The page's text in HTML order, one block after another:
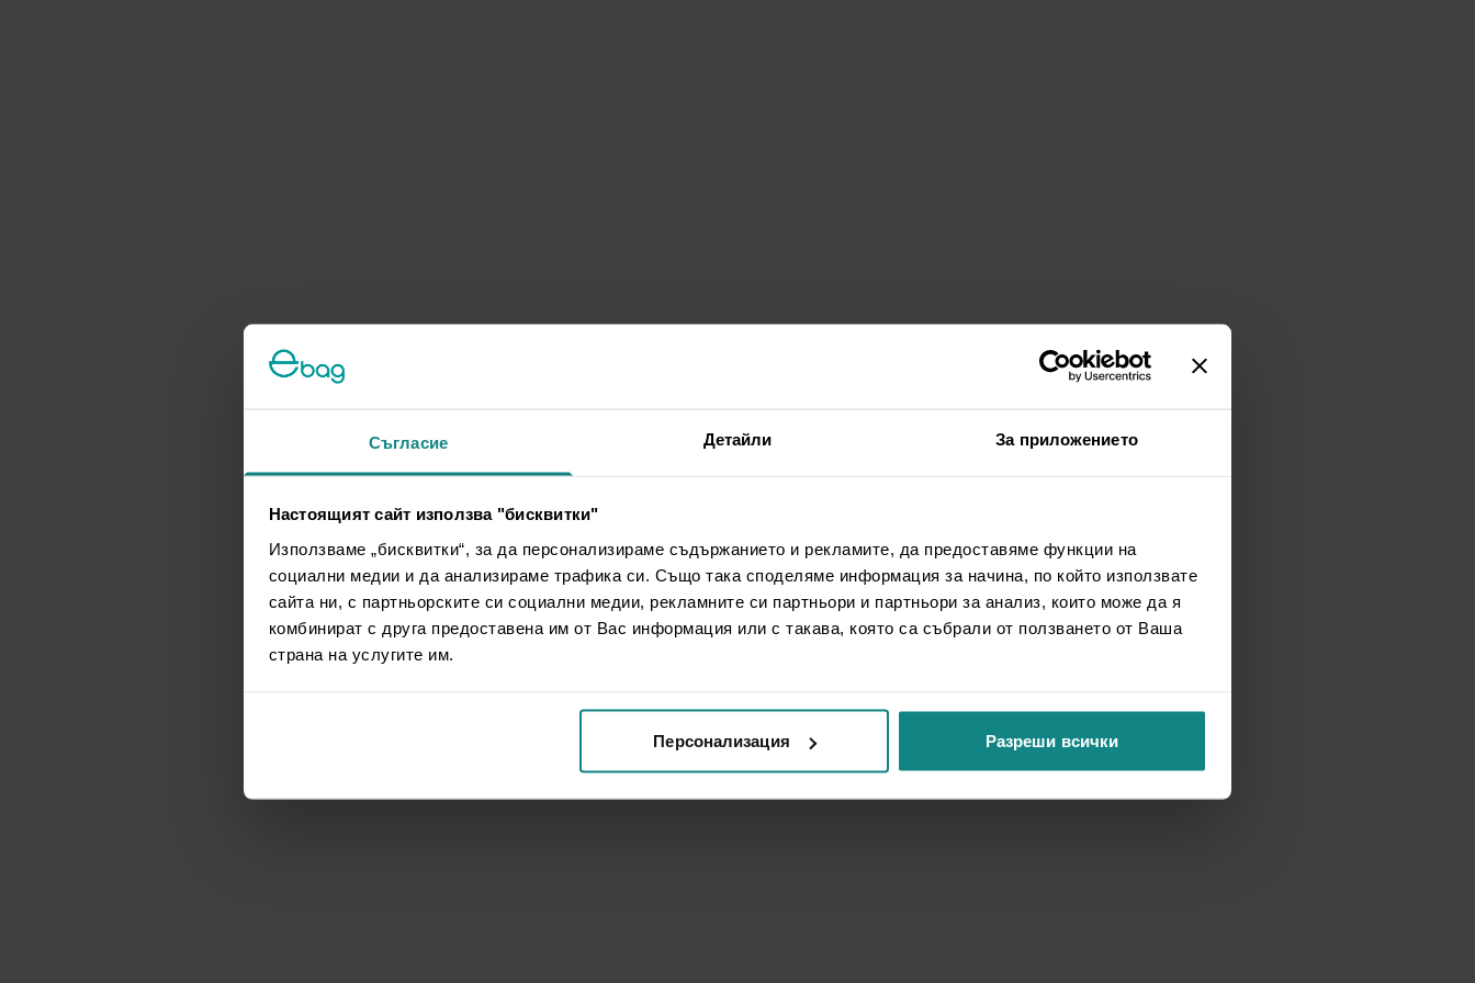
Съгласие Детайли За приложението
Настоящият сайт използва "бисквитки"
Използваме „бисквитки“, за да персонализираме съдържанието и рекламите, да предоставяме функции на
социални медии и да анализираме трафика си. Също така споделяме информация за начина, по който използвате
сайта ни, с партньорските си социални медии, рекламните си партньори и партньори за анализ, които може да я
комбинират с друга предоставена им от Вас информация или с такава, която са събрали от ползването от Ваша
страна на услугите им.
Персонализация Разреши всички